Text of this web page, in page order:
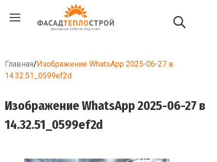
Главная/Изображение WhatsApp 2025-06-27 в
14.32.51_0599ef2d
Изображение WhatsApp 2025-06-27 в
14.32.51_0599ef2d